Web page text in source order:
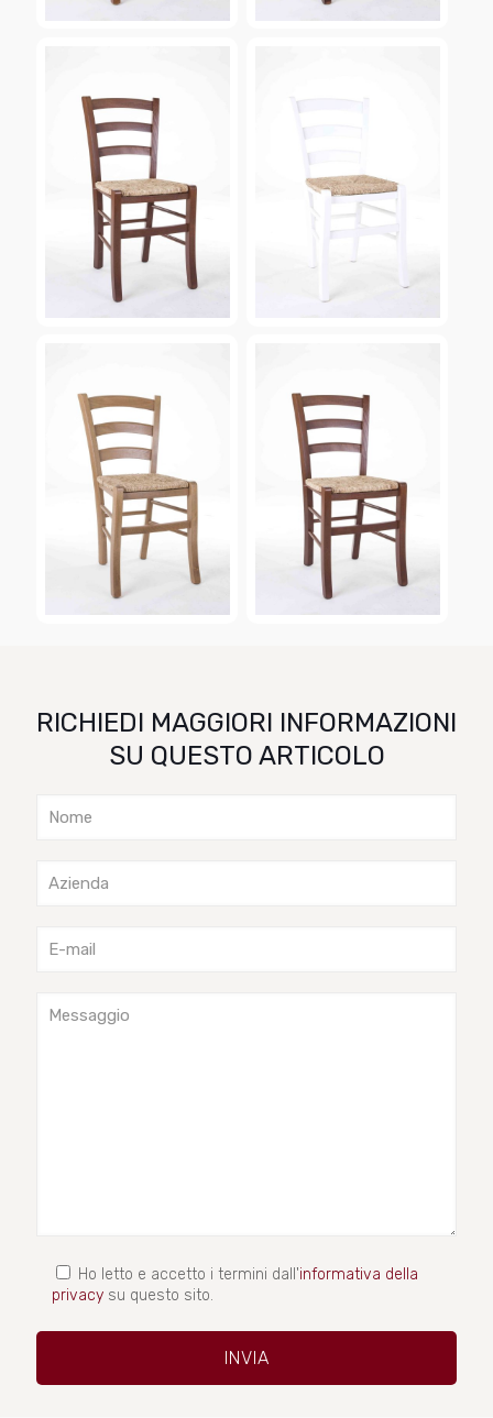
RICHIEDI MAGGIORI INFORMAZIONI
SU QUESTO ARTICOLO
Ho letto e accetto i termini dall'informativa della
privacy su questo sito.